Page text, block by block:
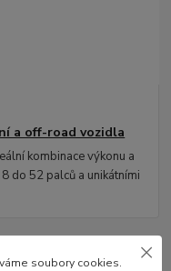
a off-road vozidla
kombinace výkonu a
do 52 palců a unikátními
soubory cookies.